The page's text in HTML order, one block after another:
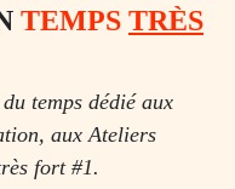
TEMPS TRÈS
temps dédié aux
aux Ateliers
fort #1.